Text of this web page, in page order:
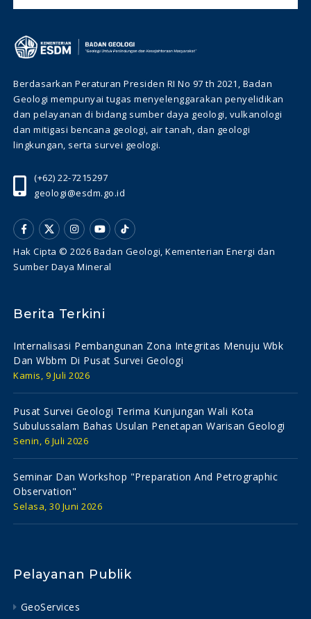
Berdasarkan Peraturan Presiden RI No 97 th 2021, Badan
Geologi mempunyai tugas menyelenggarakan penyelidikan
dan pelayanan di bidang sumber daya geologi, vulkanologi
dan mitigasi bencana geologi, air tanah, dan geologi
lingkungan, serta survei geologi.
(+62) 22-7215297
geologi@esdm.go.id
Hak Cipta © 2026 Badan Geologi, Kementerian Energi dan
Sumber Daya Mineral
Berita Terkini
Internalisasi Pembangunan Zona Integritas Menuju Wbk
Dan Wbbm Di Pusat Survei Geologi
Kamis, 9 Juli 2026
Pusat Survei Geologi Terima Kunjungan Wali Kota
Subulussalam Bahas Usulan Penetapan Warisan Geologi
Senin, 6 Juli 2026
Seminar Dan Workshop "preparation And Petrographic
Observation"
Selasa, 30 Juni 2026
Pelayanan Publik
GeoServices